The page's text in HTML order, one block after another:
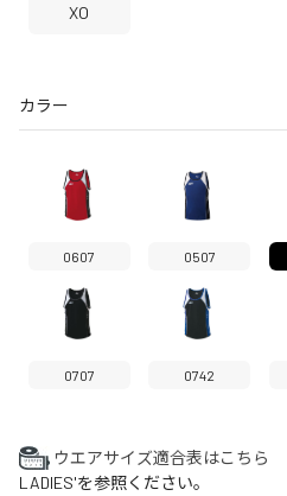
XO
カラー
0607 0507
0707 0742
ウエアサイズ適合表はこちら
LADIES'を参照ください。